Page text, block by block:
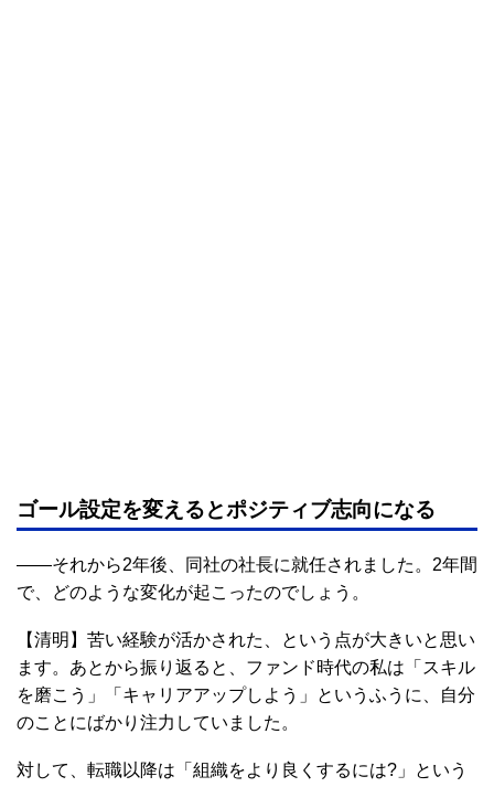
ゴール設定を変えるとポジティブ志向になる
――それから2年後、同社の社長に就任されました。2年間
で、どのような変化が起こったのでしょう。
【清明】苦い経験が活かされた、という点が大きいと思い
ます。あとから振り返ると、ファンド時代の私は「スキル
を磨こう」「キャリアアップしよう」というふうに、自分
のことにばかり注力していました。
対して、転職以降は「組織をより良くするには?」という